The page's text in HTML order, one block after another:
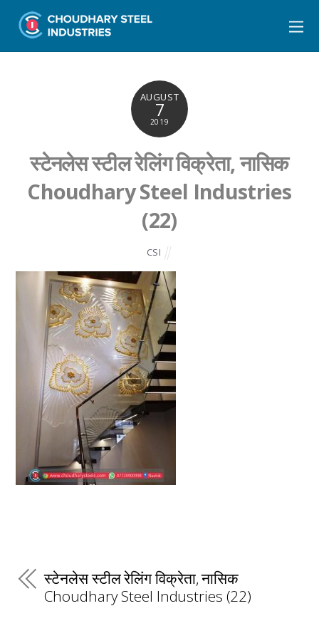
AUGUST
7
2019
स्टेनलेस स्टील रेलिंग विक्रेता, नासिक
Choudhary Steel Industries
(22)
CSI
स्टेनलेस स्टील रेलिंग विक्रेता, नासिक
Choudhary Steel Industries (22)